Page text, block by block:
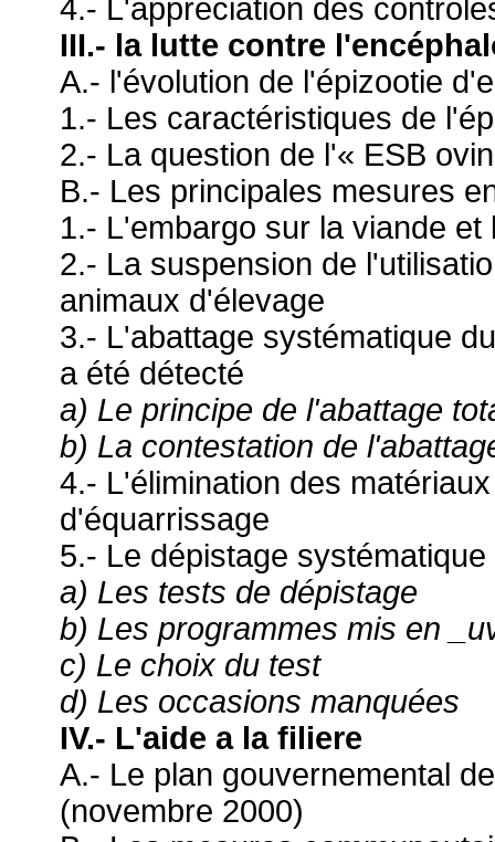
4.- L'appréciation des
III.- la lutte contre
A.- l'évolution de l'épizootie
1.- Les caractéristiques de
2.- La question de l'« ESB
B.- Les principales mesures
1.- L'embargo sur la viande
2.- La suspension de
animaux d'élevage
3.- L'abattage systématique
a été détecté
a) Le principe de l'abattage
b) La contestation de
4.- L'élimination des
d'équarrissage
5.- Le dépistage
a) Les tests de dépistage
b) Les programmes mis en
c) Le choix du test
d) Les occasions manquées
IV.- L'aide a la filiere
A.- Le plan gouvernemental
(novembre 2000)